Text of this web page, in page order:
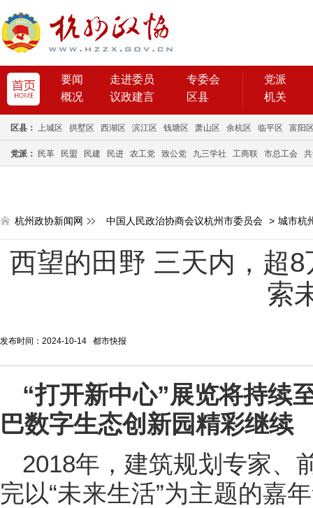
要闻 走进委员
专委会
概况
议政建言 区县
党派
机关
区县： 上城区 拱墅区 西湖区 滨江区 钱塘区 萧山区 余杭区 临平区 富阳
党派： 民革 民盟 民建 民进 农工党 致公党 九三学社 工商联 市总工会
杭州政协新闻网 中国人民政治协商会议杭州市委员会 > 城市杭
西望的田野 三天内，超
索
发布时间：2024-10-14 都市快报
“打开新中心”展览将持续
巴数字生态创新园精彩继续
2018年，建筑规划专家、
完以“未来生活”为主题的嘉